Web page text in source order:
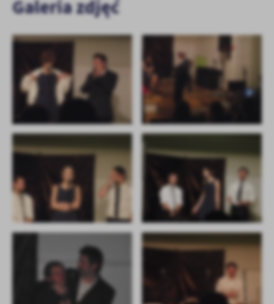
treści w postaci wiadomości, ofert, komunikatów mediów
Galeria zdjęć